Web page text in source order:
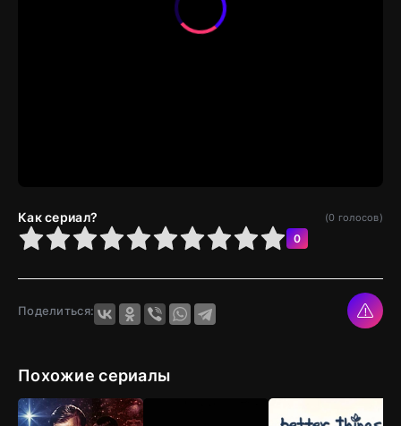
Как сериал? (0 голосов)
5 6 7 8 9 10 0
Поделиться:
Похожие сериалы